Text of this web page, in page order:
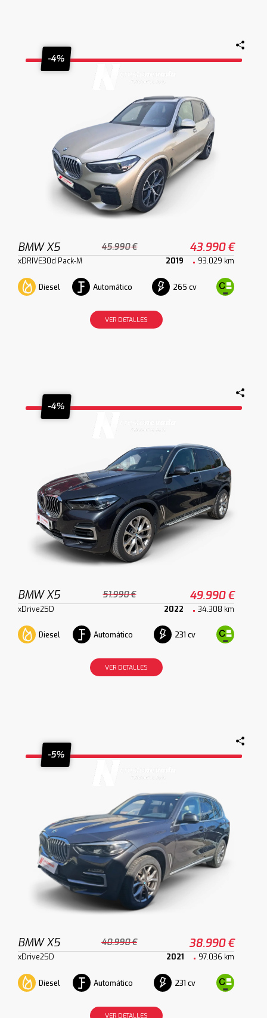
-4%
BMW X5 45.990 € 43.990 €
xDRIVE30d Pack-M 2019 93.029 km
Diesel Automático 265 cv
VER DETALLES
-4%
BMW X5 51.990 € 49.990 €
xDrive25D 2022 34.308 km
Diesel Automático 231 cv
VER DETALLES
-5%
BMW X5 40.990 € 38.990 €
xDrive25D 2021 97.036 km
Diesel Automático 231 cv
VER DETALLES